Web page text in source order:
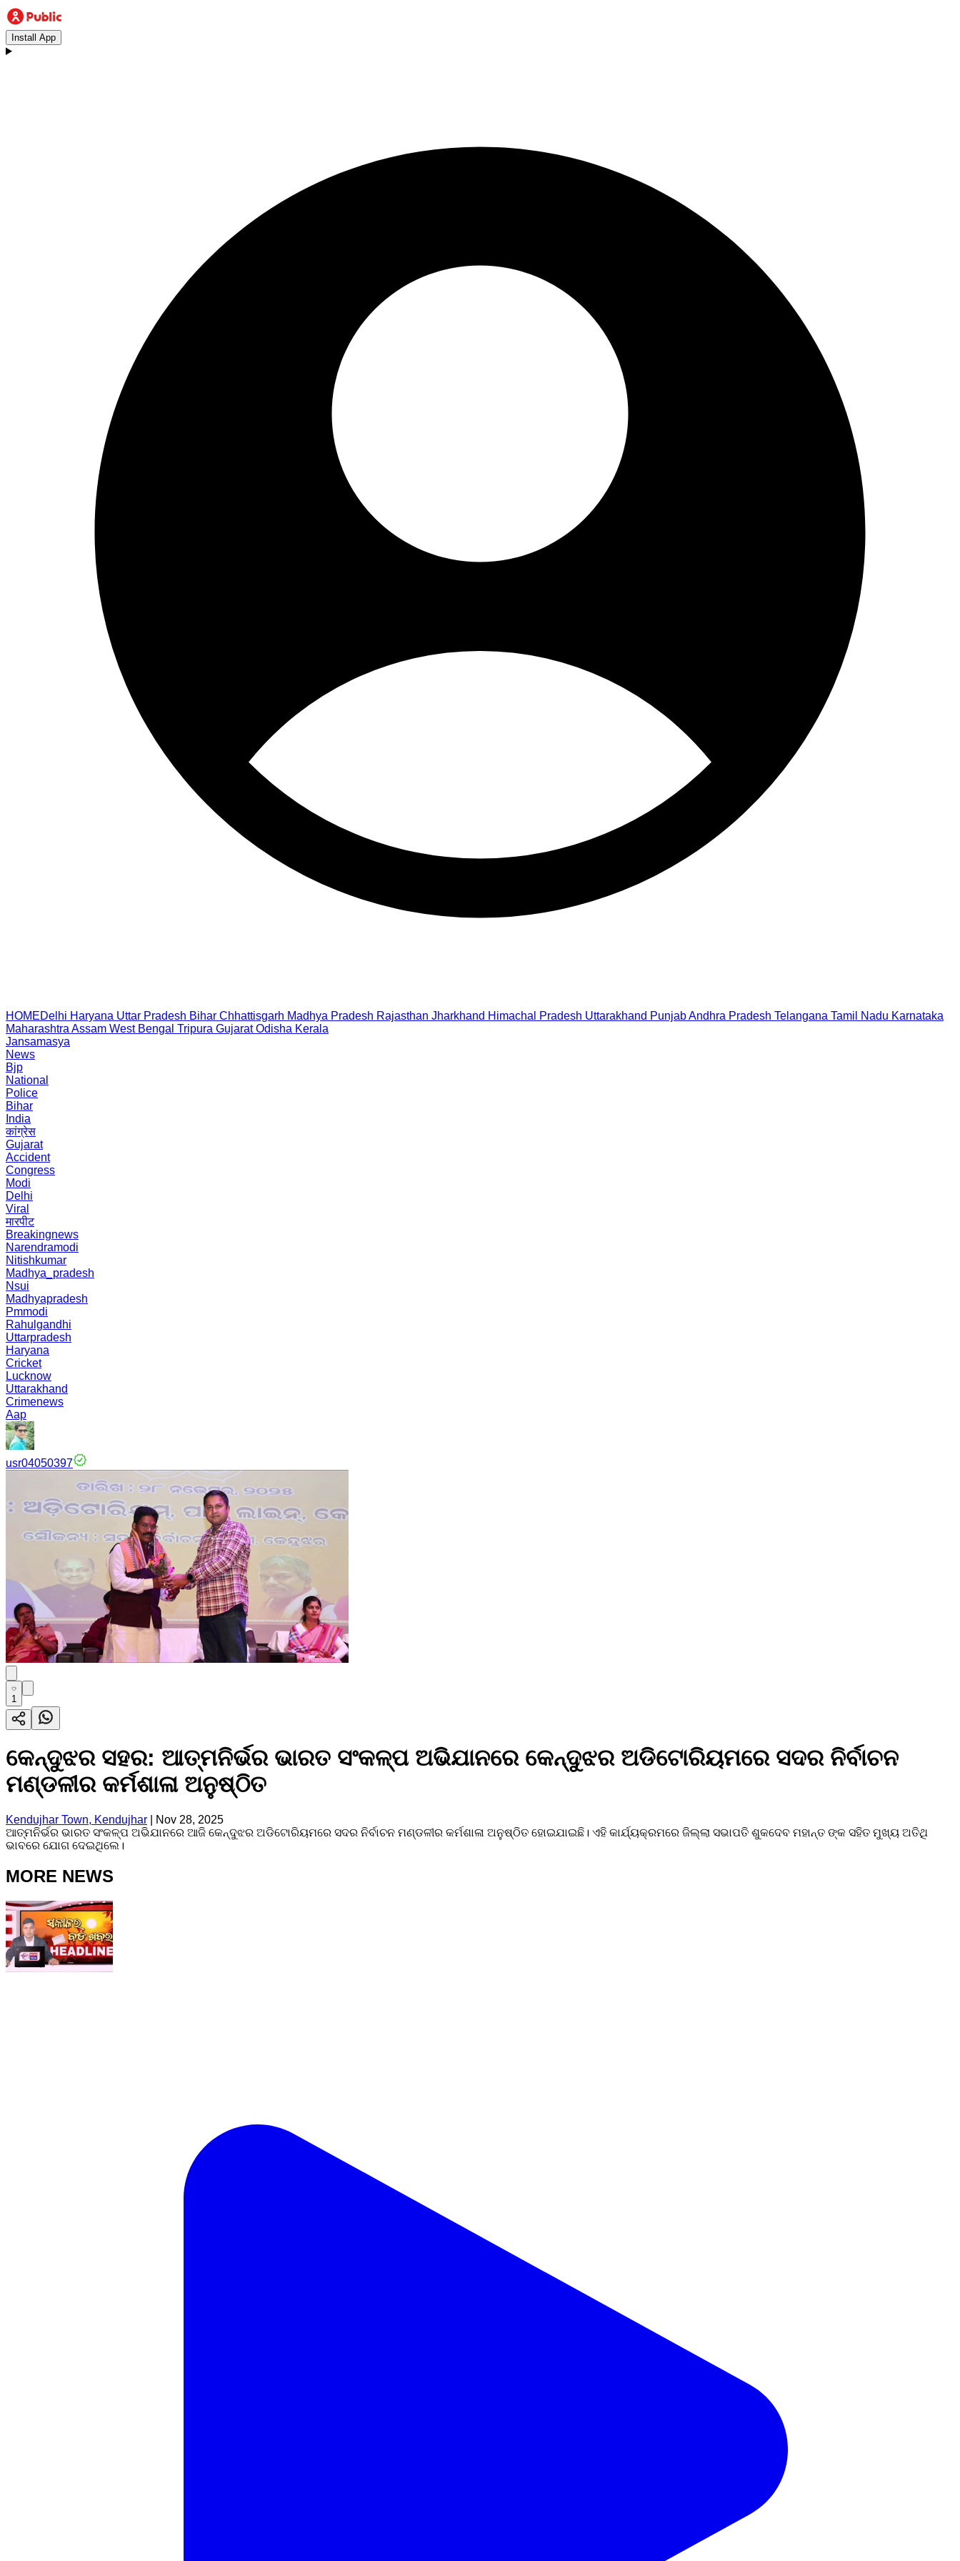
Install App
HOMEDelhi Haryana Uttar Pradesh Bihar Chhattisgarh Madhya Pradesh Rajasthan Jharkhand Himachal Pradesh Uttarakhand PunjabAndhra Pradesh Telangana Tamil Nadu Karnataka
Maharashtra Assam West Bengal Tripura Gujarat Odisha Kerala
Jansamasya
News
Bjp
National
Police
Bihar
India
कांग्रेस
Gujarat
Accident
Congress
Modi
Delhi
Viral
मारपीट
Breakingnews
Narendramodi
Nitishkumar
Madhya_pradesh
Nsui
Madhyapradesh
Pmmodi
Rahulgandhi
Uttarpradesh
Haryana
Cricket
Lucknow
Uttarakhand
Crimenews
Aap
usr04050397
1
କେନ୍ଦୁଝର ସହର: ଆତ୍ମନିର୍ଭର ଭାରତ ସଂକଳ୍ପ ଅଭିଯାନରେ କେନ୍ଦୁଝର ଅଡିଟୋରିୟମରେ ସଦର ନିର୍ବାଚନ
ମଣ୍ଡଳୀର କର୍ମଶାଳା ଅନୁଷ୍ଠିତ
Kendujhar Town, Kendujhar
Nov 28, 2025
ଆତ୍ମନିର୍ଭର ଭାରତ ସଂକଳ୍ପ ଅଭିଯାନରେ ଆଜି କେନ୍ଦୁଝର ଅଡିଟୋରିୟମରେ ସଦର ନିର୍ବାଚନ ମଣ୍ଡଳୀର କର୍ମଶାଳା ଅନୁଷ୍ଠିତ ହୋଇଯାଇଛି। ଏହି କାର୍ଯ୍ୟକ୍ରମରେ ଜିଲ୍ଲା ସଭାପତି ଶୁକଦେବ ମହାନ୍ତ ଙ୍କ ସହିତ ମୁଖ୍ୟ ଅତିଥି
ଭାବରେ ଯୋଗ ଦେଇଥିଲେ।
MORE NEWS